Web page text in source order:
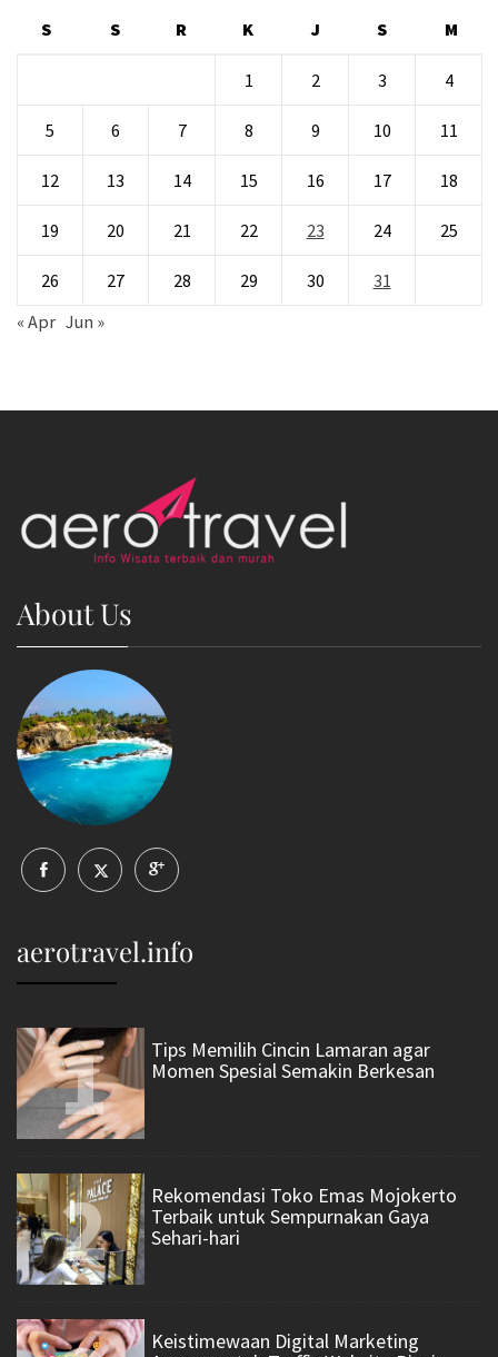
S S R K J S M
1 2 3 4
5 6 7 8 9 10 11
12 13 14 15 16 17 18
19 20 21 22 23 24 25
26 27 28 29 30
31
« Apr Jun »
About Us
aerotravel.info
1
Tips Memilih Cincin Lamaran agar
Momen Spesial Semakin Berkesan
2
Rekomendasi Toko Emas Mojokerto
Terbaik untuk Sempurnakan Gaya
Sehari-hari
Keistimewaan Digital Marketing